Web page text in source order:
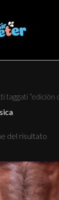
taggati “edición
del risultato